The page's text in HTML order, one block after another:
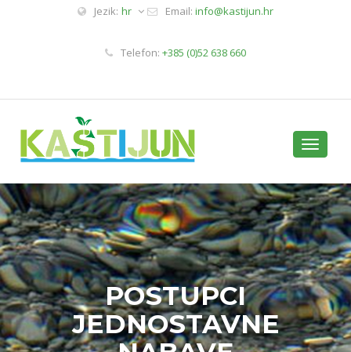
Jezik: hr Email: info@kastijun.hr
Telefon: +385 (0)52 638 660
Toggle
POSTUPCI
JEDNOSTAVNE